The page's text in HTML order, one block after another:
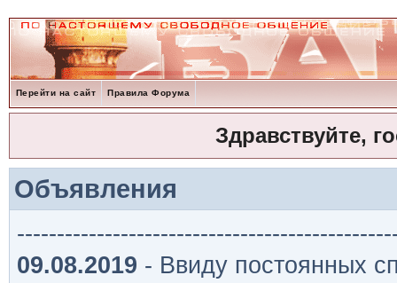
Перейти на сайт Правила Форума
Здравствуйте,
Объявления
09.08.2019 - Ввиду постоянных